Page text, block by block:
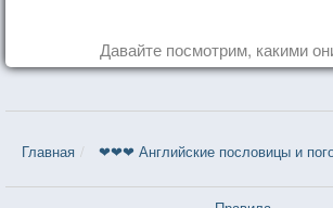
Давайте посмотрим, какими
Главная ❤❤❤ Английские пословицы и